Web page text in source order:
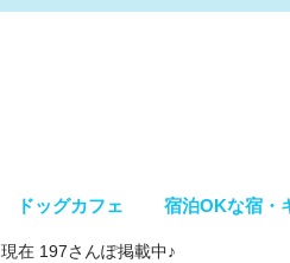
ドッグカフェ 宿泊OKな宿・
現在 197さんぽ掲載中♪